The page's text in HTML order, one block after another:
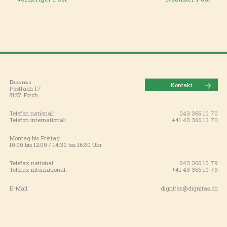
Dignitas
Postfach 17
8127 Forch
Kontakt
Telefon national:
043 366 10 70
Telefon international:
+41 43 366 10 70
Montag bis Freitag
10:00 bis 12:00 / 14:30 bis 16:30 Uhr
Telefax national:
043 366 10 79
Telefax international:
+41 43 366 10 79
E-Mail: dignitas@dignitas.ch